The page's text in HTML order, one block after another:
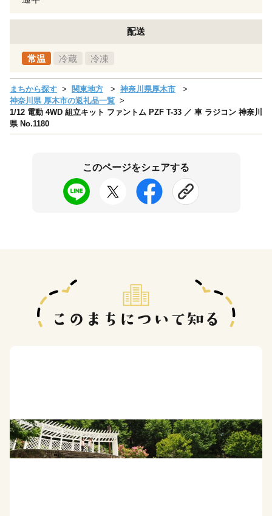
配送
常温 冷蔵 冷凍
まちから探す 関東地方
神奈川県厚木市
神奈川県 厚木市の返礼品一覧
1/12 電動 4WD 組立キット ファントム PZF T-33 ／ 車 ラジコン 神奈川
県 No.1180
このページをシェアする